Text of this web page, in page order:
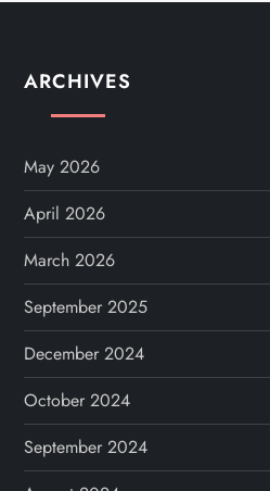
ARCHIVES
May 2026
April 2026
March 2026
September 2025
December 2024
October 2024
September 2024